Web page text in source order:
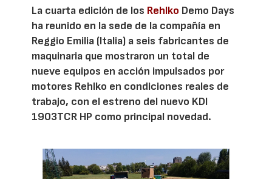
La cuarta edición de los Rehlko Demo Days
ha reunido en la sede de la compañía en
Reggio Emilia (Italia) a seis fabricantes de
maquinaria que mostraron un total de
nueve equipos en acción impulsados por
motores Rehlko en condiciones reales de
trabajo, con el estreno del nuevo KDI
1903TCR HP como principal novedad.